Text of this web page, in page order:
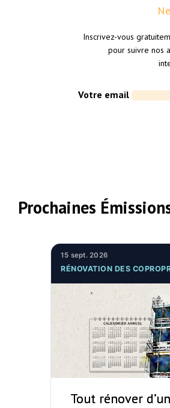
Inscrivez-vous
pour suivre nos
Votre email
Prochaines
15 sept. 2026
RÉNOVATION DES
Tout rénover d’un